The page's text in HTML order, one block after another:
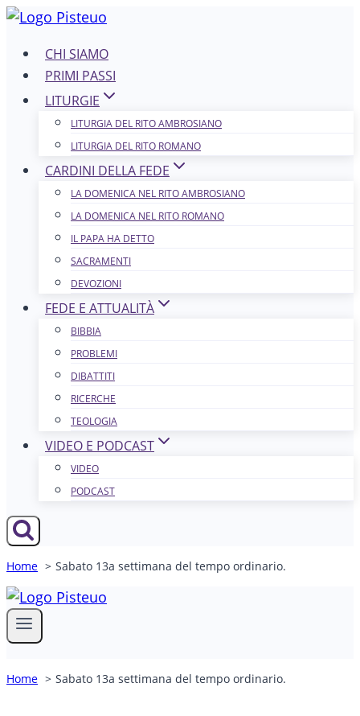
Salta
contenutoCHI SIAMO
PRIMI PASSI
LITURGIE
LITURGIA DEL RITO AMBROSIANO
LITURGIA DEL RITO ROMANO
CARDINI DELLA FEDE
LA DOMENICA NEL R​​​​​​ITO AMBROSIANO
LA DOMENICA NEL RITO ROMANO
IL PAPA HA DETTO
SACRAMENTI
DEVOZIONI
FEDE E ATTUALITÀ
BIBBIA
PROBLEMI
DIBATTITI
RICERCHE
TEOLOGIA
VIDEO E PODCAST
VIDEO
PODCAST
Home Sabato 13a settimana del tempo ordinario.
Home Sabato 13a settimana del tempo ordinario.